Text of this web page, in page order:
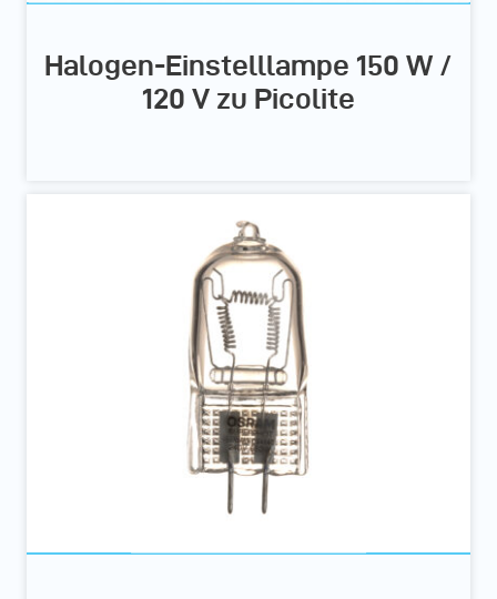
Halogen-Einstelllampe 150 W /
120 V zu Picolite